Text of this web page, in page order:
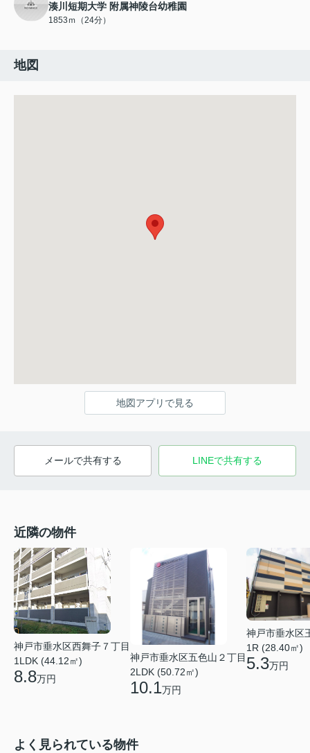
湊川短期大学 附属神陵台幼稚園
1853ｍ（24分）
地図
地図アプリで見る
メールで共有する LINEで共有する
近隣の物件
神戸市垂水区西舞子７丁目
1LDK (44.12㎡)
8.8万円
神戸市垂水区五色山２丁目
2LDK (50.72㎡)
10.1万円
神戸市垂水区
1R (28.40㎡)
5.3万円
よく見られている物件